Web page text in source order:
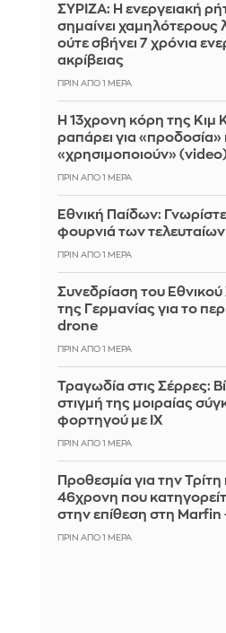
ΣΥΡΙΖΑ: Η ενεργειακή
σημαίνει χαμηλότερους
ούτε σβήνει 7 χρόνια
ακρίβειας
ΠΡΙΝ ΑΠΌ 1 ΜΈΡΑ
Η 13χρονη κόρη της Κιμ
ραπάρει για «προδοσία»
«χρησιμοποιούν»
ΠΡΙΝ ΑΠΌ 1 ΜΈΡΑ
Εθνική Παίδων:
φουρνιά των
ΠΡΙΝ ΑΠΌ 1 ΜΈΡΑ
Συνεδρίαση του
της Γερμανίας για το
drone
ΠΡΙΝ ΑΠΌ 1 ΜΈΡΑ
Τραγωδία στις Σέρρες:
στιγμή της μοιραίας
φορτηγού με ΙΧ
ΠΡΙΝ ΑΠΌ 1 ΜΈΡΑ
Προθεσμία για την
46χρονη που
στην επίθεση στη Marfin
ΠΡΙΝ ΑΠΌ 1 ΜΈΡΑ